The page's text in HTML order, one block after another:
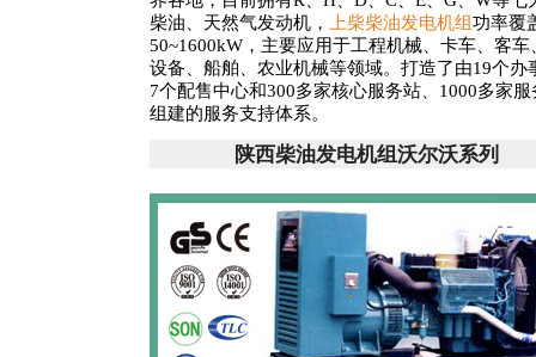
柴油、天然气发动机，
上柴柴油发电机组功率覆
50~1600kW，主要应用于工程机械、卡车、客车
设备、船舶、农业机械等领域。打造了由19个办
7个配售中心和300多家核心服务站、1000多家服
组建的服务支持体系。
陕西柴油发电机组沃尔沃系列